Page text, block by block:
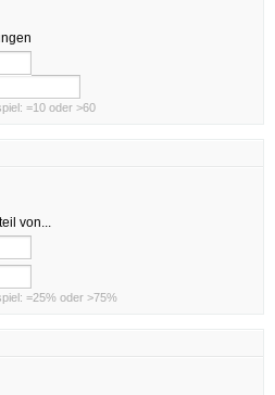
=10 oder >60
von...
=25% oder >75%